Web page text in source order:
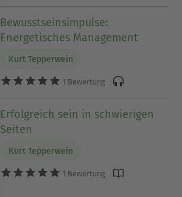
Bewusstseinsimpulse:
Energetisches Management
Kurt Tepperwein
1 Bewertung
Erfolgreich sein in schwierigen
Seiten
Kurt Tepperwein
1 Bewertung